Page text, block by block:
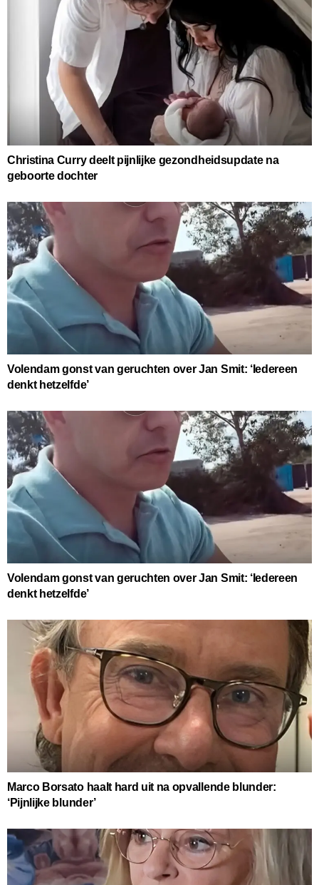
Christina Curry deelt pijnlijke gezondheidsupdate na
geboorte dochter
Volendam gonst van geruchten over Jan Smit: ‘Iedereen
denkt hetzelfde’
Volendam gonst van geruchten over Jan Smit: ‘Iedereen
denkt hetzelfde’
Marco Borsato haalt hard uit na opvallende blunder:
‘Pijnlijke blunder’